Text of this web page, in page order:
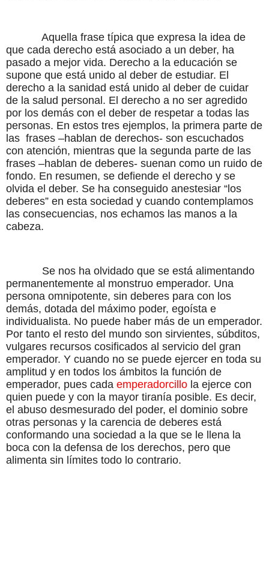
Aquella frase típica que expresa la idea de
que cada derecho está asociado a un deber, ha
pasado a mejor vida. Derecho a la educación se
supone que está unido al deber de estudiar. El
derecho a la sanidad está unido al deber de cuidar
de la salud personal. El derecho a no ser agredido
por los demás con el deber de respetar a todas las
personas. En estos tres ejemplos, la primera parte de
las frases –hablan de derechos- son escuchados
con atención, mientras que la segunda parte de las
frases –hablan de deberes- suenan como un ruido de
fondo. En resumen, se defiende el derecho y se
olvida el deber. Se ha conseguido anestesiar “los
deberes” en esta sociedad y cuando contemplamos
las consecuencias, nos echamos las manos a la
cabeza.
Se nos ha olvidado que se está alimentando
permanentemente al monstruo emperador. Una
persona omnipotente, sin deberes para con los
demás, dotada del máximo poder, egoísta e
individualista. No puede haber más de un emperador.
Por tanto el resto del mundo son sirvientes, súbditos,
vulgares recursos cosificados al servicio del gran
emperador. Y cuando no se puede ejercer en toda su
amplitud y en todos los ámbitos la función de
emperador, pues cada emperadorcillo la ejerce con
quien puede y con la mayor tiranía posible. Es decir,
el abuso desmesurado del poder, el dominio sobre
otras personas y la carencia de deberes está
conformando una sociedad a la que se le llena la
boca con la defensa de los derechos, pero que
alimenta sin límites todo lo contrario.